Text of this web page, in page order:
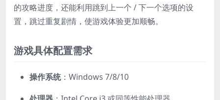
的攻略进度，还能利用跳到上一个 / 下一个选项的设
置，跳过重复剧情，使游戏体验更加顺畅。
游戏具体配置需求
操作系统：Windows 7/8/10